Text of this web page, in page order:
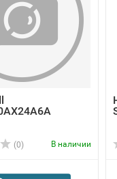
(0) В наличии